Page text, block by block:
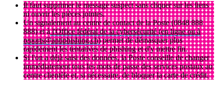
Il faut supprimer le message suspect sans cliquer sur les liens
ni ouvrir les pièces jointes.
Un signalement au centre de contact de la Poste (0848 888
888) et àl'Office fédéral de la cybersécurité (en ligne ou à
reports@antiphishing.ch)permet de démasquer plus
rapidement les tentatives de phishing et d'y mettre fin.
Si l'on a déjà saisi des données, la Poste conseille de changer
immédiatement tous les mots de passe des services postaux au
centre clientèle et, si nécessaire, de bloquer la carte de crédit.